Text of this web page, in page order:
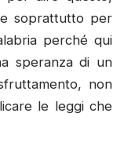
soprattutto per
perché qui
speranza di un
non
le leggi che